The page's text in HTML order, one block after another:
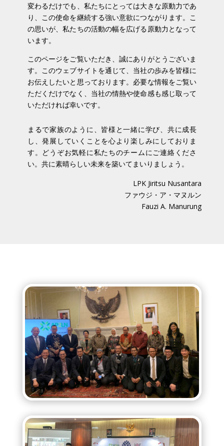
変わるだけでも、私たちにとっては大きな原動力であ
り、この使命を継続する強い意欲につながります。こ
の思いが、私たちの活動の幅を広げる原動力となって
います。
このページをご覧いただき、誠にありがとうございま
す。このウェブサイトを通じて、当社の歩みを皆様に
お伝えしたいと思っております。必要な情報をご覧い
ただくだけでなく、当社の情熱や使命感も感じ取って
いただければ幸いです。
まるで家族のように、皆様と一緒に学び、共に成長
し、発展していくことを心より楽しみにしておりま
す。どうぞお気軽に私たちのチームにご連絡くださ
い。共に素晴らしい未来を築いてまいりましょう。
LPK Jiritsu Nusantara
ファウジ・ア・マヌルン
Fauzi A. Manurung